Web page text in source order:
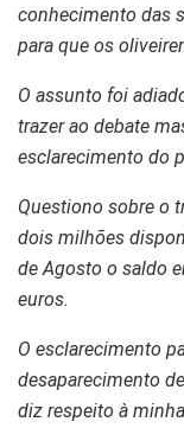
conhecimento das
para que os
O assunto foi
trazer ao debate
esclarecimento do
Questiono sobre o
dois milhões
de Agosto o saldo
euros.
O esclarecimento
desaparecimento
diz respeito à